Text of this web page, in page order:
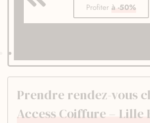
Profiter à -50%
Prendre rendez-vous
Access Coiffure – Lille